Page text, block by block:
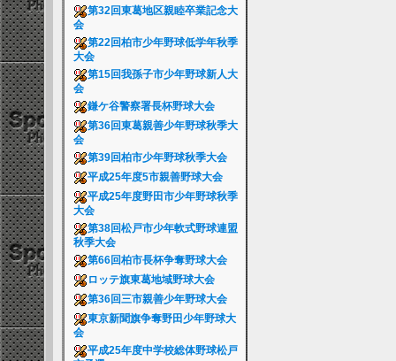
第32回東葛地区親睦卒業記念大
会
第22回柏市少年野球低学年秋季
大会
第15回我孫子市少年野球新人大
会
鎌ケ谷警察署長杯野球大会
第36回東葛親善少年野球秋季大
会
第39回柏市少年野球秋季大会
平成25年度5市親善野球大会
平成25年度野田市少年野球秋季
大会
第38回松戸市少年軟式野球連盟
秋季大会
第66回柏市長杯争奪野球大会
ロッテ旗東葛地域野球大会
第36回三市親善少年野球大会
東京新聞旗争奪野田少年野球大
会
平成25年度中学校総体野球松戸